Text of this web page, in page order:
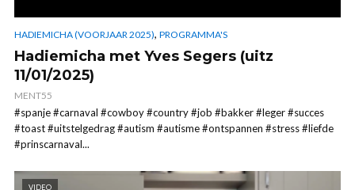
HADIEMICHA (VOORJAAR 2025), PROGRAMMA'S
Hadiemicha met Yves Segers (uitz
11/01/2025)
MENT55
#spanje #carnaval #cowboy #country #job #bakker #leger #succes
#toast #uitstelgedrag #autism #autisme #ontspannen #stress #liefde
#prinscarnaval...
VIDEO